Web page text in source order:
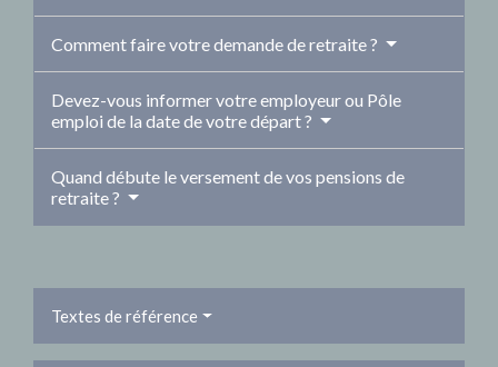
Comment faire votre demande de retraite ?
Devez-vous informer votre employeur ou Pôle
emploi de la date de votre départ ?
Quand débute le versement de vos pensions de
retraite ?
Textes de référence